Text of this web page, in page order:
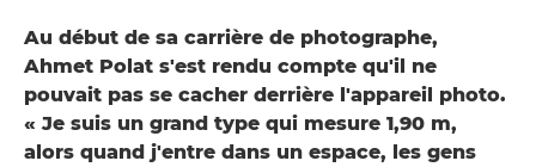
Au début de sa carrière de photographe,
Ahmet Polat s'est rendu compte qu'il ne
pouvait pas se cacher derrière l'appareil photo.
« Je suis un grand type qui mesure 1,90 m,
alors quand j'entre dans un espace, les gens